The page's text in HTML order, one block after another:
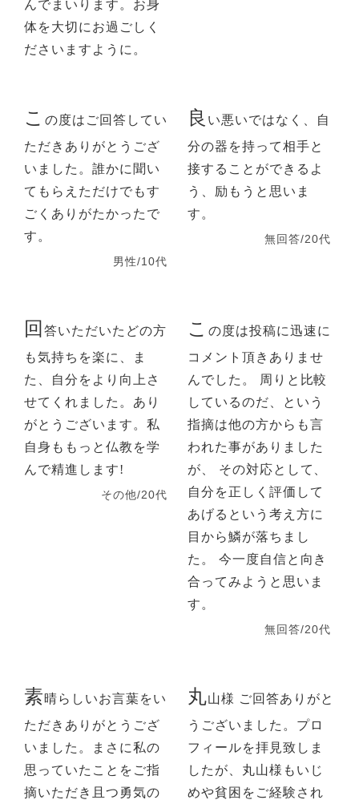
んでまいります。お身
体を大切にお過ごしく
ださいますように。
こ の度はご回答してい
ただきありがとうござ
いました。誰かに聞い
てもらえただけでもす
ごくありがたかったで
す。
男性/10代
良 い悪いではなく、自
分の器を持って相手と
接することができるよ
う、励もうと思いま
す。
無回答/20代
回 答いただいたどの方
も気持ちを楽に、ま
た、自分をより向上さ
せてくれました。あり
がとうございます。私
自身ももっと仏教を学
んで精進します!
その他/20代
こ の度は投稿に迅速に
コメント頂きありませ
んでした。 周りと比較
しているのだ、という
指摘は他の方からも言
われた事がありました
が、 その対応として、
自分を正しく評価して
あげるという考え方に
目から鱗が落ちまし
た。 今一度自信と向き
合ってみようと思いま
す。
無回答/20代
素晴らしいお言葉をい
ただきありがとうござ
いました。まさに私の
思っていたことをご指
摘いただき且つ勇気の
丸山様 ご回答ありがと
うございました。プロ
フィールを拝見致しま
したが、丸山様もいじ
めや貧困をご経験され